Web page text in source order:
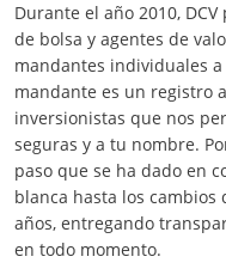
Durante el año 2010,
de bolsa y agentes de
mandantes individuales
mandante es un registro
inversionistas que nos
seguras y a tu nombre.
paso que se ha dado en
blanca hasta los
años, entregando
en todo momento.